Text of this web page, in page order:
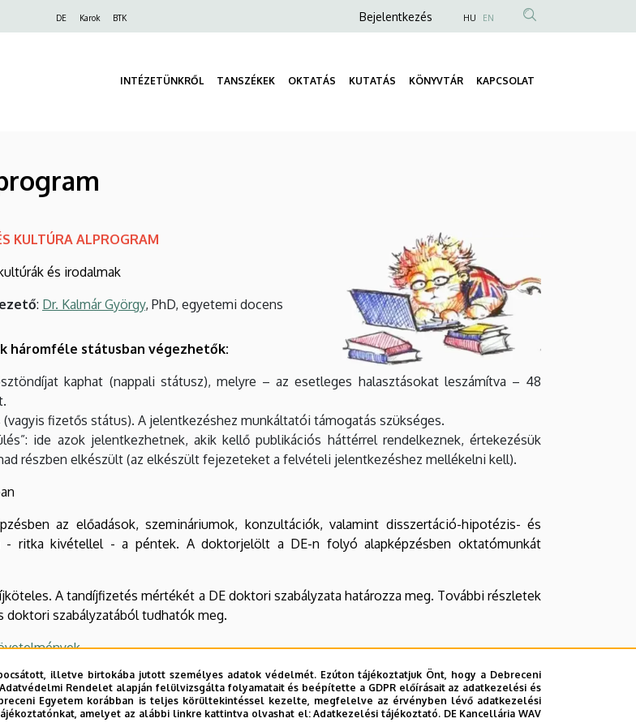
DE Karok BTK
Anonim
menüje
Bejelentkezés HU EN
INTÉZETÜNKRŐL TANSZÉKEK OKTATÁS KUTATÁS KÖNYVTÁR KAPCSOLAT
KULTÚRA ALPROGRAM
és irodalmak
: Dr. Kalmár György, PhD, egyetemi docens
háromféle státusban végezhetők:
kaphat (nappali státusz), melyre – az esetleges halasztásokat leszámítva – 48
fizetős státus). A jelentkezéshez munkáltatói támogatás szükséges.
ide azok jelentkezhetnek, akik kellő publikációs háttérrel rendelkeznek, értekezésük
részben elkészült (az elkészült fejezeteket a felvételi jelentkezéshez mellékelni kell).
az előadások, szemináriumok, konzultációk, valamint disszertáció-hipotézis- és
- ritka kivétellel - a péntek. A doktorjelölt a DE-n folyó alapképzésben oktatómunkát
A tandíjfizetés mértékét a DE doktori szabályzata határozza meg. További részletek
doktori szabályzatából tudhatók meg.
illetve birtokába jutott személyes adatok védelmét. Ezúton tájékoztatjuk Önt, hogy a Debreceni
Rendelet alapján felülvizsgálta folyamatait és beépítette a GDPR előírásait az adatkezelési és
Egyetem korábban is teljes körültekintéssel kezelte, megfelelve az érvényben lévő adatkezelési
amelyet az alábbi linkre kattintva olvashat el:Adatkezelési tájékoztató. DE Kancellária WAV